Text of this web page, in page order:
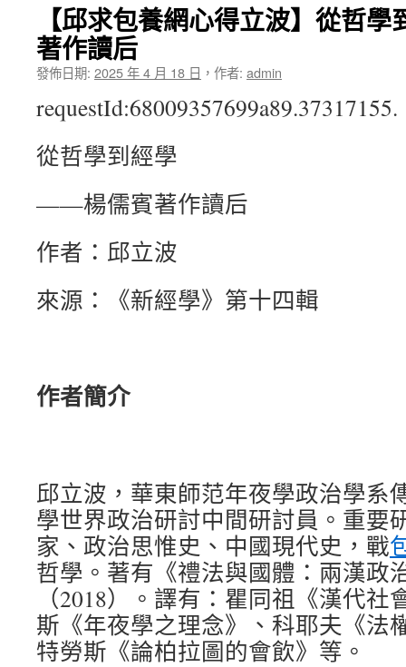
【邱求包養網心得立波】從哲
著作讀后
發佈日期: 2025 年 4 月 18 日 ， 作者: admin
requestId:68009357699a89.37317155.
從哲學到經學
——楊儒賓著作讀后
作者：邱立波
來源：《新經學》第十四輯
作者簡介
邱立波，華東師范年夜學政治學系
學世界政治研討中間研討員。重要
家、政治思惟史、中國現代史，戰
哲學。著有《禮法與國體：兩漢政
（2018）。譯有：瞿同祖《漢代
斯《年夜學之理念》、科耶夫《法
特勞斯《論柏拉圖的會飲》等。